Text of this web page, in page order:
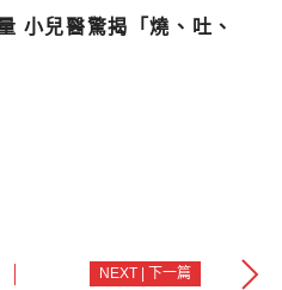
小兒醫驚揭「燒、吐、
NEXT | 下一篇